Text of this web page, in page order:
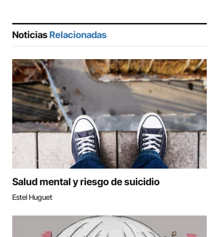
Noticias Relacionadas
Salud mental y riesgo de suicidio
Estel Huguet